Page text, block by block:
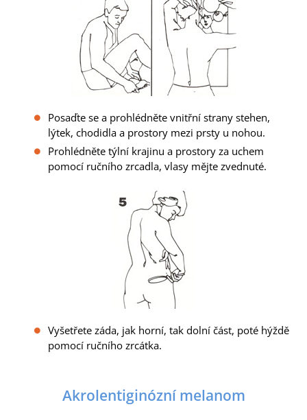
Posaďte se a prohlédněte vnitřní strany stehen,
lýtek, chodidla a prostory mezi prsty u nohou.
Prohlédněte týlní krajinu a prostory za uchem
pomocí ručního zrcadla, vlasy mějte zvednuté.
Vyšetřete záda, jak horní, tak dolní část, poté hýždě
pomocí ručního zrcátka.
Akrolentiginózní melanom